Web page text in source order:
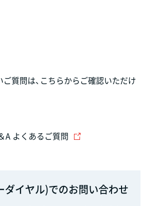
質問は、こちらからご確認いただけ
A よくあるご質問
ダイヤル)でのお問い合わせ